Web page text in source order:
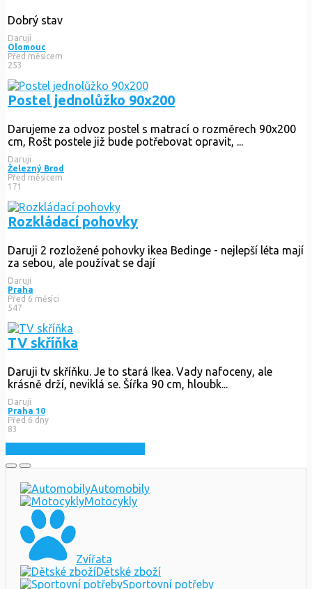
Dobrý stav
Daruji
Olomouc
Před měsícem
253
Postel jednolůžko 90x200
Darujeme za odvoz postel s matrací o rozměrech 90x200
cm, Rošt postele již bude potřebovat opravit, ...
Daruji
Železný Brod
Před měsícem
171
Rozkládací pohovky
Daruji 2 rozložené pohovky ikea Bedinge - nejlepší léta mají
za sebou, ale používat se dají
Daruji
Praha
Před 6 měsíci
547
TV skříňka
Daruji tv skříňku. Je to stará Ikea. Vady nafoceny, ale
krásně drží, neviklá se. Šířka 90 cm, hloubk...
Daruji
Praha 10
Před 6 dny
83
Automobily
Motocykly
Zvířata
Dětské zboží
Sportovní potřeby